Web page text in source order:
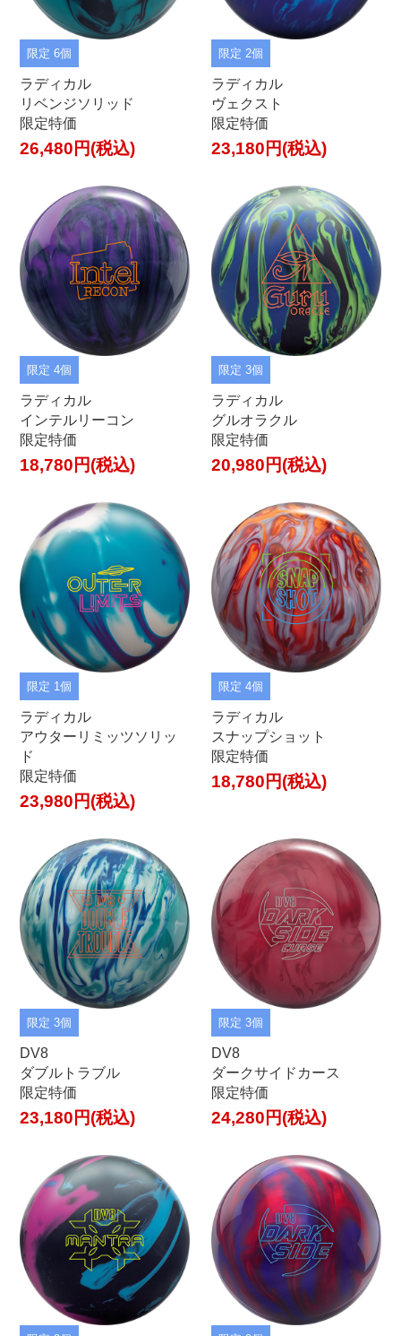
限定 6個
ラディカル
リベンジソリッド
限定特価
26,480円(税込)
限定 2個
ラディカル
ヴェクスト
限定特価
23,180円(税込)
限定 4個
ラディカル
インテルリーコン
限定特価
18,780円(税込)
限定 3個
ラディカル
グルオラクル
限定特価
20,980円(税込)
限定 1個
ラディカル
アウターリミッツソリッ
ド
限定特価
23,980円(税込)
限定 4個
ラディカル
スナップショット
限定特価
18,780円(税込)
限定 3個
DV8
ダブルトラブル
限定特価
23,180円(税込)
限定 3個
DV8
ダークサイドカース
限定特価
24,280円(税込)